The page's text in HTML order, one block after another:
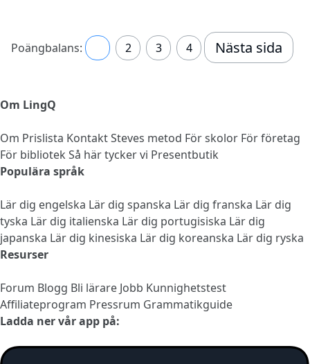
Poängbalans: 2 3 4 Nästa sida
Om LingQ
Om Prislista KontaktSteves metod För skolor För företag
För bibliotek Så här tycker vi Presentbutik
Populära språk
Lär dig engelska Lär dig spanska Lär dig franska Lär dig
tyska Lär dig italienska Lär dig portugisiska Lär dig
japanska Lär dig kinesiska Lär dig koreanska Lär dig ryska
Resurser
Forum Blogg Bli lärare Jobb Kunnighetstest
Affiliateprogram Pressrum Grammatikguide
Ladda ner vår app på: